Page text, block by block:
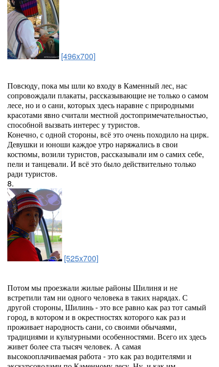
[496x700]
Повсюду, пока мы шли ко входу в Каменный лес, нас
сопровождали плакаты, рассказывающие не только о самом
лесе, но и о сани, которых здесь наравне с природными
красотами явно считали местной достопримечательностью,
способной вызвать интерес у туристов.
Конечно, с одной стороны, всё это очень походило на цирк.
Девушки и юноши каждое утро наряжались в свои
костюмы, возили туристов, рассказывали им о самих себе,
пели и танцевали. И всё это было действительно только
ради туристов.
8.
[525x700]
Потом мы проезжали жилые районы Шилиня и не
встретили там ни одного человека в таких нарядах. С
другой стороны, Шилинь - это все равно как раз тот самый
город, в котором и в окрестностях которого как раз и
проживает народность сани, со своими обычаями,
традициями и культурными особенностями. Всего их здесь
живет более ста тысяч человек. А самая
высокооплачиваемая работа - это как раз водителями и